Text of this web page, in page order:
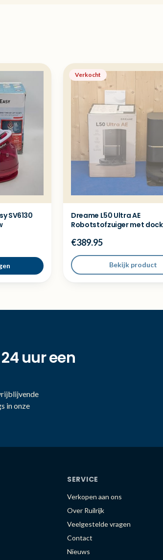
SV6130
Verkocht
Dreame L50 Ultra AE
Robotstofzuiger met dock
€389.95
Bekijk product
uur een
in onze
SERVICE
Verkopen aan ons
Over Ruilrijk
Veelgestelde vragen
Contact
Nieuws